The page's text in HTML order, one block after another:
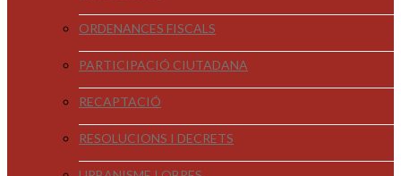
ORDENANCES FISCALS
PARTICIPACIÓ CIUTADANA
RECAPTACIÓ
RESOLUCIONS I DECRETS